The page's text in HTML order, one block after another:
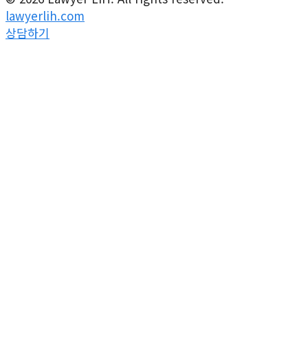
lawyerlih.com
상담하기